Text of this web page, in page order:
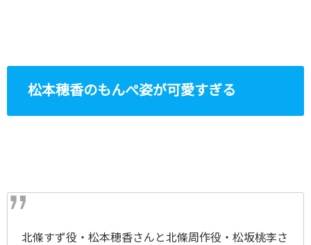
松本穂香のもんぺ姿が可愛すぎる
北條すず役・松本穂香さんと北條周作役・松坂桃李さ